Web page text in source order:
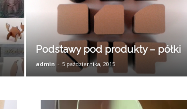
Podstawy pod produkty – półki
admin - 5 października, 2015